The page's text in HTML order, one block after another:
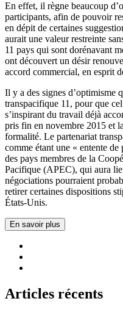
En effet, il règne beaucoup
participants, afin de pouvoir
en dépit de certaines
aurait une valeur restreinte
11 pays qui sont dorénavant
ont découvert un désir
accord commercial, en esprit
Il y a des signes d’optimisme
transpacifique 11, pour que
s’inspirant du travail déjà
pris fin en novembre 2015 et
formalité. Le partenariat
comme étant une « entente
des pays membres de la
Pacifique (APEC), qui aura
négociations pourraient
retirer certaines dispositions
États-Unis.
En savoir plus
Articles récents